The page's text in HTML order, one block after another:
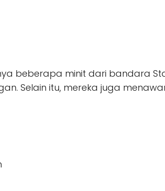
beberapa minit dari bandara
Selain itu, mereka juga